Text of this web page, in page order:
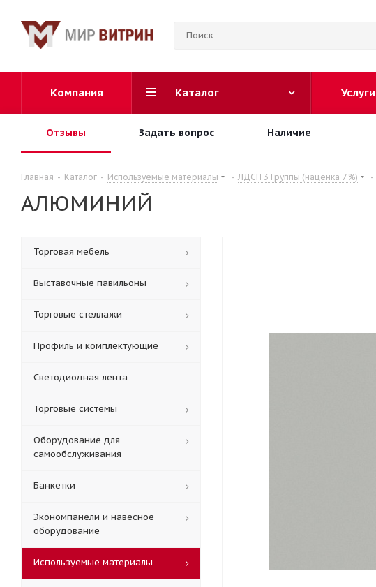
Компания Каталог Услуги
Отзывы Задать вопрос Наличие
Главная - Каталог - Используемые материалы - ЛДСП 3 Группы (наценка 7 %) -
АЛЮМИНИЙ
Торговая мебель
Выставочные павильоны
Торговые стеллажи
Профиль и комплектующие
Светодиодная лента
Торговые системы
Оборудование для
самообслуживания
Банкетки
Экономпанели и навесное
оборудование
Используемые материалы